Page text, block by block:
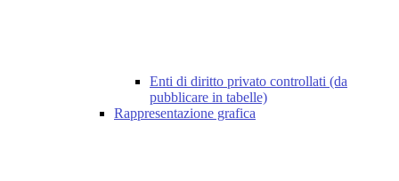
Enti di diritto privato controllati (da
pubblicare in tabelle)
Rappresentazione grafica